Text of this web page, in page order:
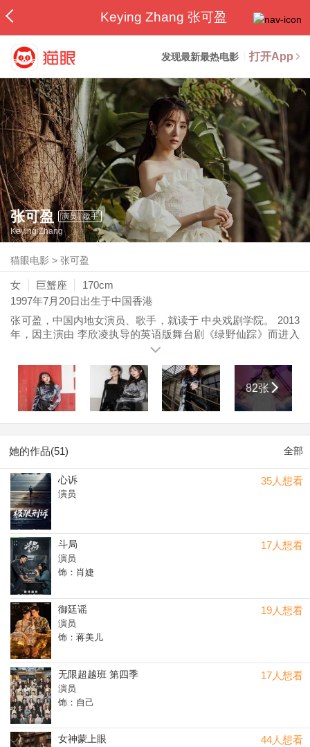
Keying Zhang 张可盈
发现最新最热电影 打开App
张可盈 演员 | 歌手
Keying Zhang
猫眼电影 >张可盈
女 巨蟹座
170cm
1997年7月20日 出生于中国香港
张可盈，中国内地女演员、歌手，就读于 中央戏剧学院。 2013
年，因主演由 李欣凌执导的英语版舞台剧《绿野仙踪》而进入
演艺圈。2016年，参加湖南卫视少女团体综艺节目《 夏日甜
主演郭宝昌监制、李欣凌执导的舞台剧《太阳黑子》，饰演伊
谷夏；10月登上香港红磡体育馆，献唱《喜剧之王》；此外，
还参与录制原创校园纪实节目《 一年级·毕业季》。2017年，参
班成员，参与录制湖南卫视综艺节目《 声临其境》，同年主演
悬疑爱情剧《 一场遇见爱情的旅行》和青春剧《 我只喜欢
你》，并获得2018 音乐先锋榜“最受欢迎跨界艺人奖”。2019年
主演刘江执导的电视剧《 老酒馆》，同年献唱江苏卫视春节联
欢晚会，央视元宵晚会、央视五四晚会，同年领衔主演国家大
剧院舞台剧《万白》，同年获得中国青年明星公益倡导者奖。
82张
她的作品(51) 全部
35人想看
心诉
演员
17人想看
斗局
演员
饰：肖婕
19人想看
御廷谣
演员
饰：蒋美儿
17人想看
无限超越班 第四季
演员
饰：自己
44人想看
女神蒙上眼